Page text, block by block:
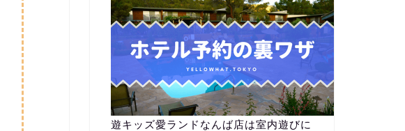
遊キッズ愛ランドなんば店は室内遊びに